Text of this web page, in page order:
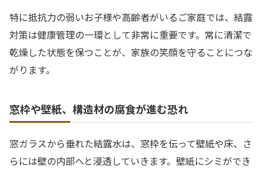
特に抵抗力の弱いお子様や高齢者がいるご家庭では、結露
対策は健康管理の一環として非常に重要です。常に清潔で
乾燥した状態を保つことが、家族の笑顔を守ることにつな
がります。
窓枠や壁紙、構造材の腐食が進む恐れ
窓ガラスから垂れた結露水は、窓枠を伝って壁紙や床、さ
らには壁の内部へと浸透していきます。壁紙にシミができ